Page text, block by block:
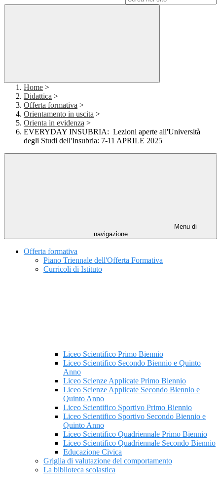
Home >
Didattica >
Offerta formativa >
Orientamento in uscita >
Orienta in evidenza >
EVERYDAY INSUBRIA: Lezioni aperte all'Università
degli Studi dell'Insubria: 7-11 APRILE 2025
Menu di
navigazione
Offerta formativa
Piano Triennale dell'Offerta Formativa
Curricoli di Istituto
Liceo Scientifico Primo Biennio
Liceo Scientifico Secondo Biennio e Quinto
Anno
Liceo Scienze Applicate Primo Biennio
Liceo Scienze Applicate Secondo Biennio e
Quinto Anno
Liceo Scientifico Sportivo Primo Biennio
Liceo Scientifico Sportivo Secondo Biennio e
Quinto Anno
Liceo Scientifico Quadriennale Primo Biennio
Liceo Scientifico Quadriennale Secondo Biennio
Educazione Civica
Griglia di valutazione del comportamento
La biblioteca scolastica